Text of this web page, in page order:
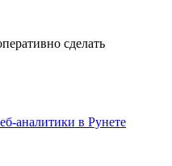
сделать
аналитики в Рунете